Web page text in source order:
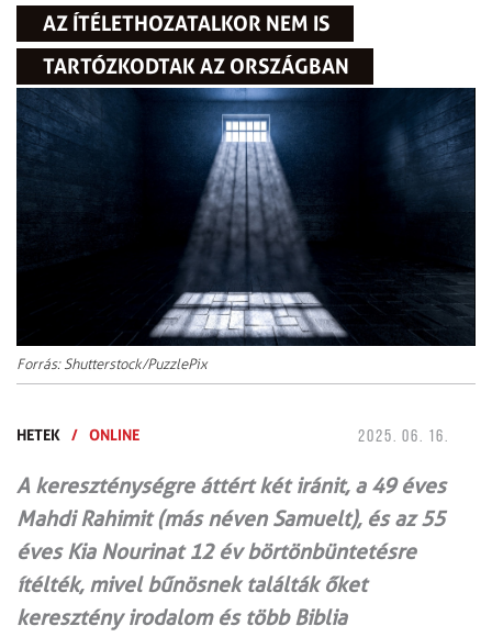
AZ ÍTÉLETHOZATALKOR NEM IS
TARTÓZKODTAK AZ ORSZÁGBAN
Forrás: Shutterstock/PuzzlePix
HETEK / ONLINE 2025. 06. 16.
A kereszténységre áttért két iránit, a 49 éves
Mahdi Rahimit (más néven Samuelt), és az 55
éves Kia Nourinat 12 év börtönbüntetésre
ítélték, mivel bűnösnek találták őket
keresztény irodalom és több Biblia